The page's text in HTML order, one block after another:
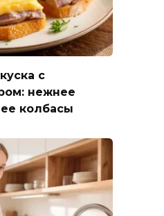
с
нежнее
колбасы